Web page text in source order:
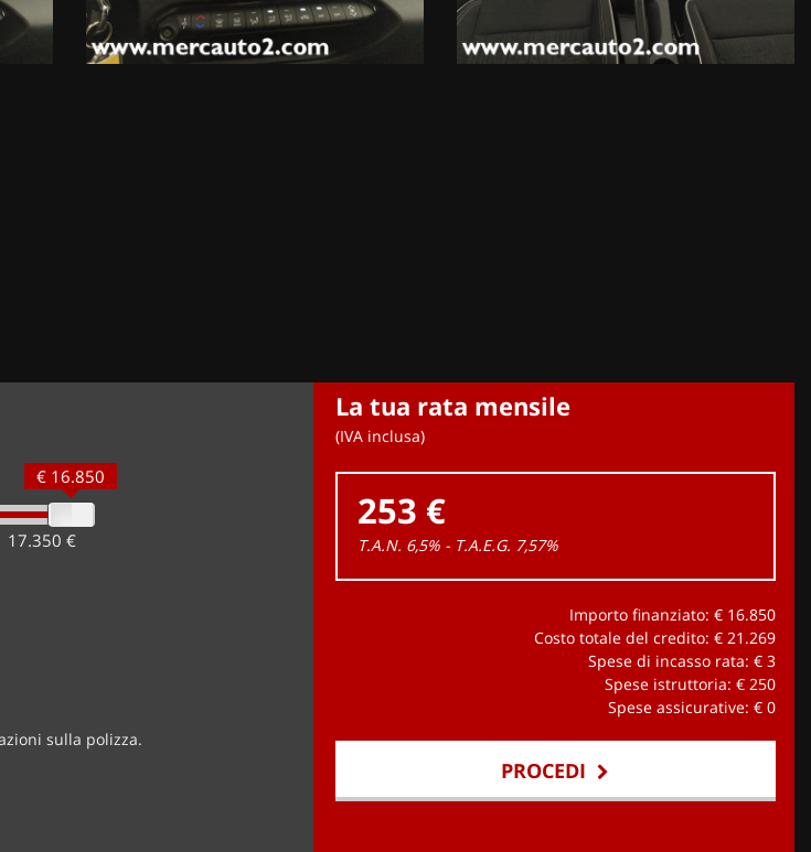
17.350 €
€ 16.850
sulla polizza.
La tua rata mensile
(IVA inclusa)
253 €
T.A.N. 6,5% - T.A.E.G. 7,57%
Importo finanziato: € 16.850
Costo totale del credito: € 21.269
Spese di incasso rata: € 3
Spese istruttoria: € 250
Spese assicurative: € 0
PROCEDI